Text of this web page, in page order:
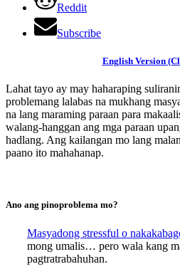
Reddit
Subscribe
English Version
Lahat tayo ay may haharaping
problemang lalabas na mukhang
na lang maraming paraan para
walang-hanggan ang mga paraan
hadlang. Ang kailangan mo lang
paano ito mahahanap.
Ano ang pinoproblema mo?
Masyadong stressful o
mong umalis… pero wala kang
pagtratrabahuhan.